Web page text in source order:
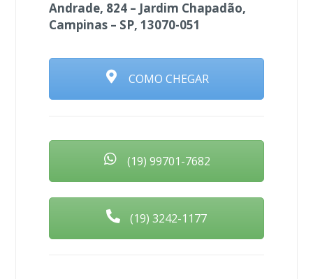
Andrade, 824 – Jardim Chapadão,
Campinas – SP, 13070-051
COMO CHEGAR
(19) 99701-7682
(19) 3242-1177